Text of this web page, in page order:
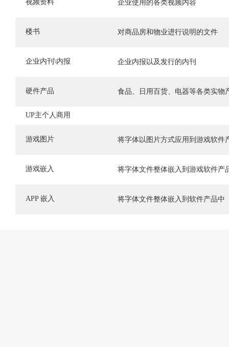
视频资料 企业使用的各类视频内容
楼书 对商品房和物业进行说明的文件
企业内刊\内报 企业内报以及发行的内刊
硬件产品 食品、日用百货、电器等各类实物
UP主个人商用
游戏图片 将字体以图片方式应用到游戏软件
游戏嵌入 将字体文件整体嵌入到游戏软件产
APP 嵌入 将字体文件整体嵌入到软件产品中